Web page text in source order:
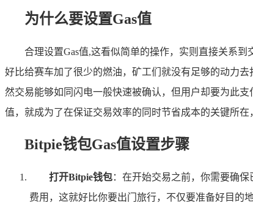
为什么要设置Gas值
合理设置Gas值,这看似简单的操作，实则直接关系
好比给赛车加了很少的燃油，矿工们就没有足够的动力
然交易能够如同闪电一般快速被确认，但用户却要为此
值，就成为了在保证交易效率的同时节省成本的关键所
Bitpie钱包Gas值设置步骤
打开Bitpie钱包：在开始交易之前，你需要确
费用，这就好比你要出门旅行，不仅要准备好目的